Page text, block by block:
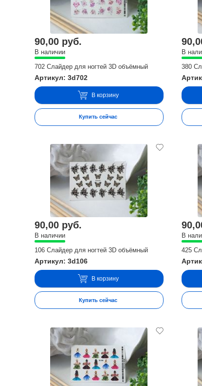
90,00 руб.
В наличии
702 Слайдер для ногтей 3D объёмный
Артикул: 3d702
В корзину
Купить сейчас
В
380
90,00 руб.
В наличии
106 Слайдер для ногтей 3D объёмный
Артикул: 3d106
В корзину
Купить сейчас
В
425